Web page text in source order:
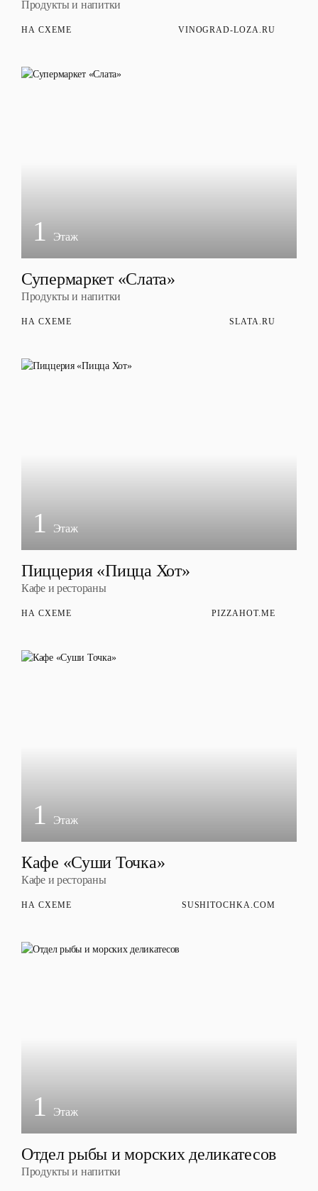
Продукты и напитки
НА СХЕМЕ VINOGRAD-LOZA.RU
1 Этаж
Супермаркет «Слата»
Продукты и напитки
НА СХЕМЕ SLATA.RU
1 Этаж
Пиццерия «Пицца Хот»
Кафе и рестораны
НА СХЕМЕ PIZZAHOT.ME
1 Этаж
Кафе «Суши Точка»
Кафе и рестораны
НА СХЕМЕ SUSHITOCHKA.COM
1 Этаж
Отдел рыбы и морских деликатесов
Продукты и напитки